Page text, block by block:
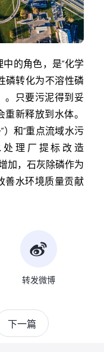
的角色，是“化学
磷转化为不溶性磷
。只要污泥得到妥
新释放到水体。
）和“重点流域水污
理厂提标改造
加，石灰除磷作为
善水环境质量贡献
转发微博
下一篇